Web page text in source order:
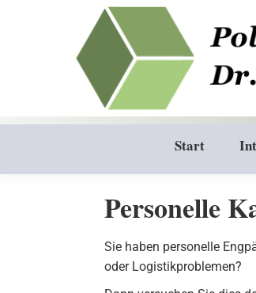
Start
Personelle
Sie haben personelle
oder Logistikproblemen?